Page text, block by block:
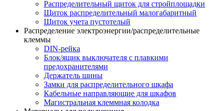
Распределительный щиток для стройплощадки
Щиток распределительный малогабаритный
Щиток учета пустотелый
Распределение электроэнергии/распределительные
клеммы
DIN-рейка
Блок/ящик выключателя с плавкими
предохранителями
Держатель шины
Замки для распределительного шкафа
Кабельные направляющие для шкафов
Магистральная клеммная колодка